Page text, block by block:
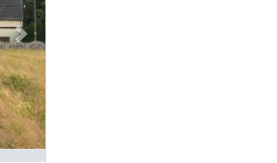
Next